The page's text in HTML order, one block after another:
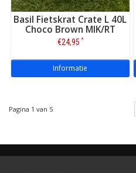
Basil Fietskrat Crate L 40L
Choco Brown MIK/RT
€24,95 *
Informatie
Pagina 1 van 5